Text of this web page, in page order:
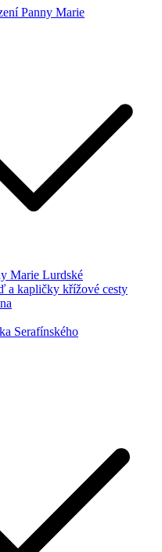
Panny Marie
Marie Lurdské
a kapličky křížové cesty
Serafínského